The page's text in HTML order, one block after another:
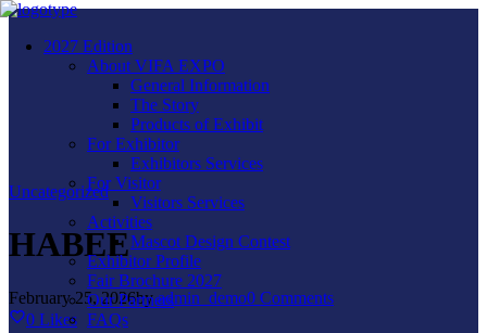
2027 Edition
About VIFA EXPO
General Information
The Story
Products of Exhibit
For Exhibitor
Exhibitors Services
For Visitor
Visitors Services
Activities
Mascot Design Contest
Exhibitor Profile
Fair Brochure 2027
Our Partners
FAQs
Uncategorized
HABEE
February 25, 2026byadmin_demo0 Comments
0 Likes